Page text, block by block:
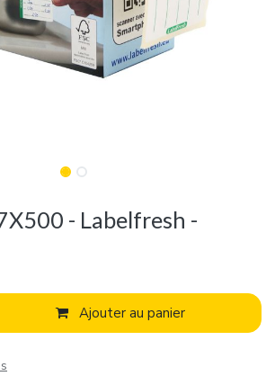
- Labelfresh -
Ajouter au panier